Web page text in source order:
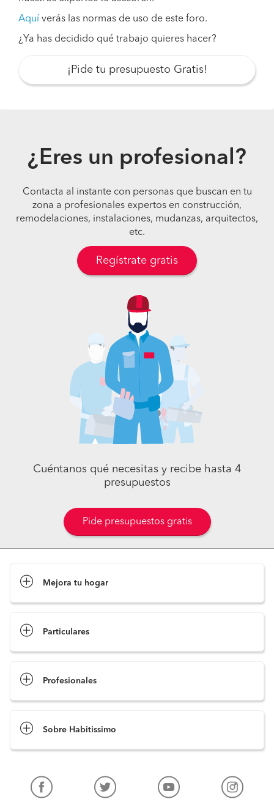
Aquí verás las normas de uso de este foro.
¿Ya has decidido qué trabajo quieres hacer?
¡Pide tu presupuesto Gratis!
¿Eres un profesional?
Contacta al instante con personas que buscan en tu
zona a profesionales expertos en construcción,
remodelaciones, instalaciones, mudanzas, arquitectos,
etc.
Regístrate gratis
Cuéntanos qué necesitas y recibe hasta 4
presupuestos
Pide presupuestos gratis
Mejora tu hogar
Particulares
Profesionales
Sobre Habitissimo